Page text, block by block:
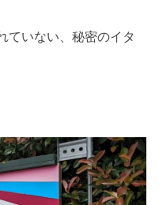
ていない、秘密のイタ